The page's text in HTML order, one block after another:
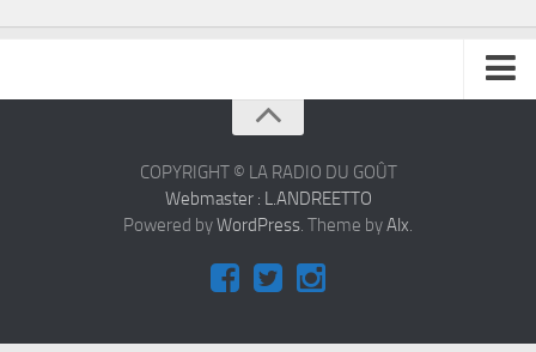
COPYRIGHT © LA RADIO DU GOÛT
Webmaster : L.ANDREETTO
Powered byWordPress. Theme byAlx.